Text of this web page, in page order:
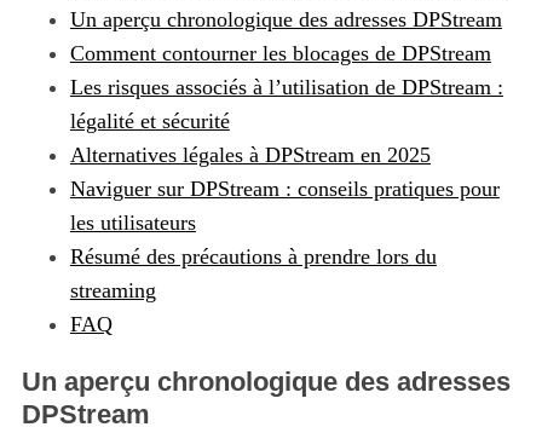
Un aperçu chronologique des adresses DPStream
Comment contourner les blocages de DPStream
Les risques associés à l’utilisation de DPStream :
légalité et sécurité
Alternatives légales à DPStream en 2025
Naviguer sur DPStream : conseils pratiques pour
les utilisateurs
Résumé des précautions à prendre lors du
streaming
FAQ
Un aperçu chronologique des adresses
DPStream